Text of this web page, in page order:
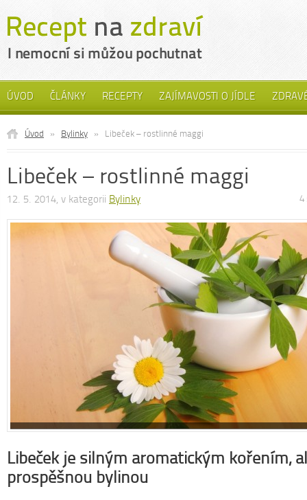
ÚVOD ČLÁNKY RECEPTY ZAJÍMAVOSTI O JÍDLE
Úvod » Bylinky » Libeček – rostlinné maggi
Libeček – rostlinné maggi
12. 5. 2014, v kategorii Bylinky 4
Libeček je silným aromatickým kořením,
prospěšnou bylinou